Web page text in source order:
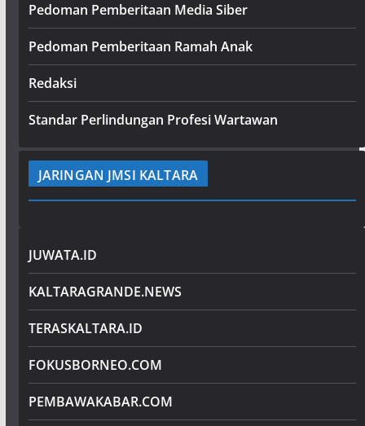
Pedoman Pemberitaan Media Siber
Pedoman Pemberitaan Ramah Anak
Redaksi
Standar Perlindungan Profesi Wartawan
JARINGAN JMSI KALTARA
JUWATA.ID
KALTARAGRANDE.NEWS
TERASKALTARA.ID
FOKUSBORNEO.COM
PEMBAWAKABAR.COM